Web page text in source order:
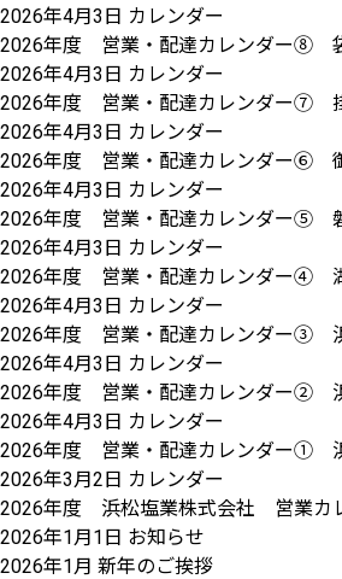
2026年4月3日 カレンダー
2026年度 営業・配達カレンダー⑧
2026年4月3日 カレンダー
2026年度 営業・配達カレンダー⑦
2026年4月3日 カレンダー
2026年度 営業・配達カレンダー⑥
2026年4月3日 カレンダー
2026年度 営業・配達カレンダー⑤
2026年4月3日 カレンダー
2026年度 営業・配達カレンダー④
2026年4月3日 カレンダー
2026年度 営業・配達カレンダー③
2026年4月3日 カレンダー
2026年度 営業・配達カレンダー②
2026年4月3日 カレンダー
2026年度 営業・配達カレンダー①
2026年3月2日 カレンダー
2026年度 浜松塩業株式会社 営業カ
2026年1月1日 お知らせ
2026年1月 新年のご挨拶